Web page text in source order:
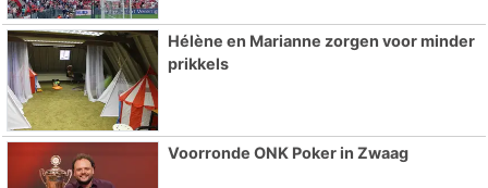
Hélène en Marianne zorgen voor minder
prikkels
Voorronde ONK Poker in Zwaag